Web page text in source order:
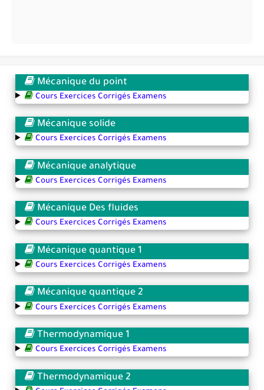
Mécanique du point
Cours Exercices Corrigés Examens
Mécanique solide
Cours Exercices Corrigés Examens
Mécanique analytique
Cours Exercices Corrigés Examens
Mécanique Des fluides
Cours Exercices Corrigés Examens
Mécanique quantique 1
Cours Exercices Corrigés Examens
Mécanique quantique 2
Cours Exercices Corrigés Examens
Thermodynamique 1
Cours Exercices Corrigés Examens
Thermodynamique 2